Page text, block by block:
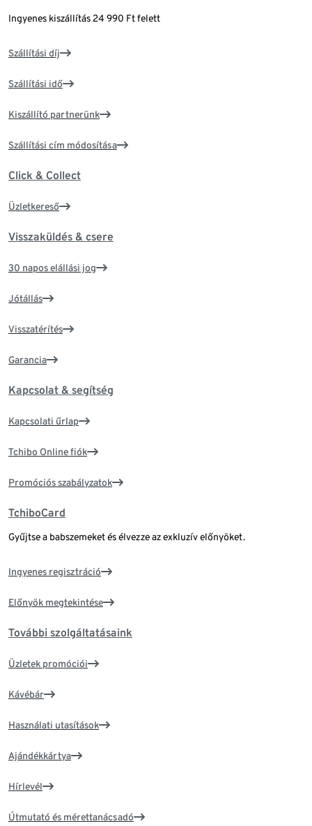
Ingyenes kiszállítás 24 990 Ft felett
Szállítási díj
Szállítási idő
Kiszállító partnerünk
Szállítási cím módosítása
Click & Collect
Üzletkereső
Visszaküldés & csere
30 napos elállási jog
Jótállás
Visszatérítés
Garancia
Kapcsolat & segítség
Kapcsolati űrlap
Tchibo Online fiók
Promóciós szabályzatok
TchiboCard
Gyűjtse a babszemeket és élvezze az exkluzív előnyöket.
Ingyenes regisztráció
Előnyök megtekintése
További szolgáltatásaink
Üzletek promóciói
Kávébár
Használati utasítások
Ajándékkártya
Hírlevél
Útmutató és mérettanácsadó